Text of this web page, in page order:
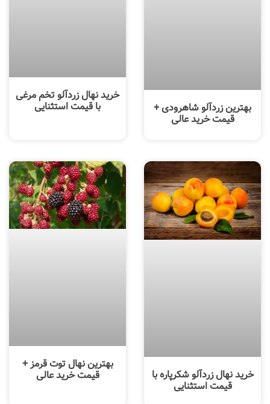
بهترین زردآلو شاهرودی +
قیمت خرید عالی
خرید نهال زردآلو تخم مرغی
با قیمت استثنایی
خرید نهال زردآلو شکرپاره با
قیمت استثنایی
بهترین نهال توت قرمز +
قیمت خرید عالی